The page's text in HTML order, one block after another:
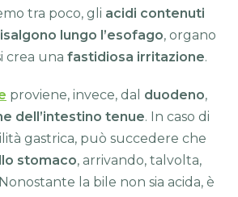
tra poco, gli acidi contenuti
lungo l’esofago, organo
crea una fastidiosa irritazione.
proviene, invece, dal duodeno,
dell’intestino tenue. In caso di
gastrica, può succedere che
stomaco, arrivando, talvolta,
la bile non sia acida, è